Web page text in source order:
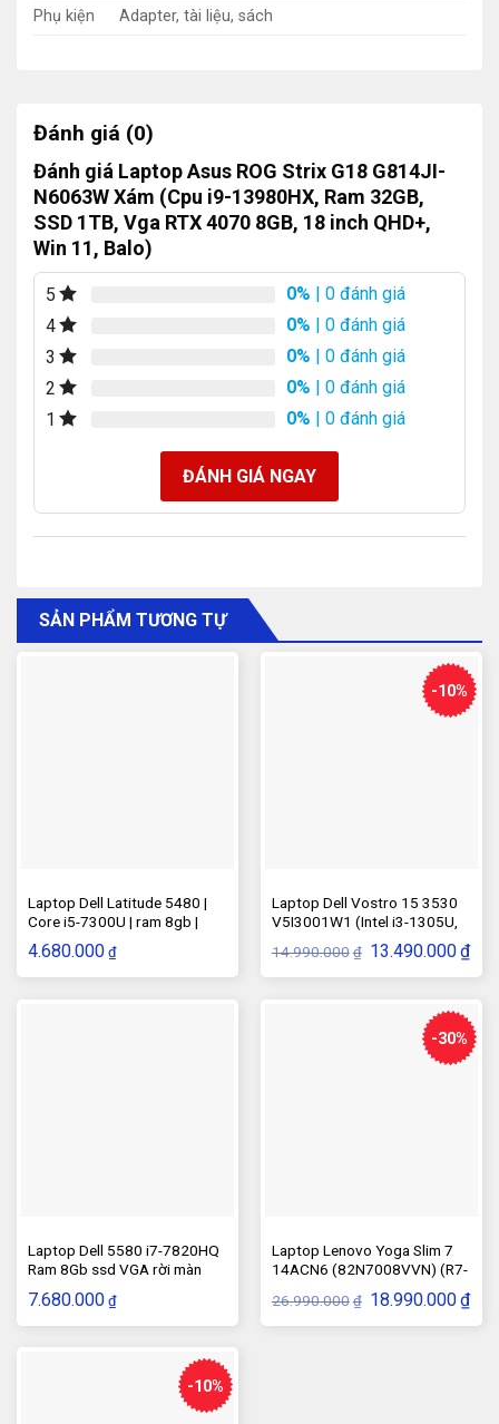
Phụ kiện Adapter, tài liệu, sách
Đánh giá (0)
Đánh giá Laptop Asus ROG Strix G18 G814JI-
N6063W Xám (Cpu i9-13980HX, Ram 32GB,
SSD 1TB, Vga RTX 4070 8GB, 18 inch QHD+,
Win 11, Balo)
5 0% | 0 đánh giá
4
0% | 0 đánh giá
3
0% | 0 đánh giá
2
0% | 0 đánh giá
1
0% | 0 đánh giá
ĐÁNH GIÁ NGAY
SẢN PHẨM TƯƠNG TỰ
Laptop Dell Latitude 5480 |
Core i5-7300U | ram 8gb |
Sdd 256Gb | Màn 14″
4.680.000 ₫
-10%
Laptop Dell Vostro 15 3530
V5I3001W1 (Intel i3-1305U,
Ram 8GB, SSD 256GB)
14.990.000 ₫ Giá
gốc
là:
13.490.000₫Giá
hiện
tại
Laptop Dell 5580 i7-7820HQ
Ram 8Gb ssd VGA rời màn
7.680.000 ₫
-30%
Laptop Lenovo Yoga Slim 7
14ACN6 (82N7008VVN) (R7-
26.990.000 ₫ Giá
gốc
là:
18.990.000₫Giá
hiện
tại
-10%